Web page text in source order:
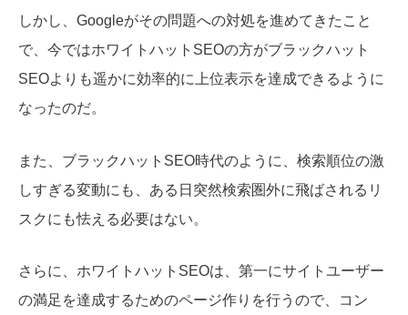
しかし、Googleがその問題への対処を進めてきたこと
で、今ではホワイトハットSEOの方がブラックハット
SEOよりも遥かに効率的に上位表示を達成できるように
なったのだ。
また、ブラックハットSEO時代のように、検索順位の激
しすぎる変動にも、ある日突然検索圏外に飛ばされるリ
スクにも怯える必要はない。
さらに、ホワイトハットSEOは、第一にサイトユーザー
の満足を達成するためのページ作りを行うので、コン